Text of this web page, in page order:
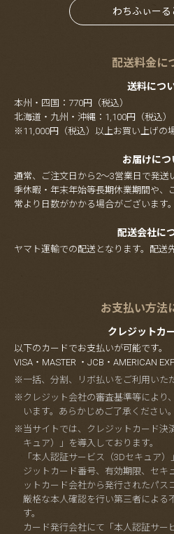
わちふぃーる
配送料金に
送料につ
本州・四国：770円（税込）
北海道・九州・沖縄：1,100円（税込）
※11,000円（税込）以上お買い上げの
お届けにつ
通常、ご注文日から2～3営業日で発送
季休暇・年末年始等長期休業期間や、
常より日数がかかる場合がございます。
配送会社に
ヤマト運輸での配送となります。配送
お支払い方法
クレジットカ
以下のカードでお支払いが可能です。
VISA・MASTER ・JCB・AMERICAN
※一括、分割、リボ払いをご利用いた
※クレジット会社の審査基準等により
います。あらかじめご了承ください。
※当サイトでは、クレジットカード決
キュア）」を導入しております。
「本人認証サービス（3Dセキュア
ジットカード番号、有効期限、セキ
ットカード会社から発行されたパス
厳格な本人確認を行い第三者による
す。
カード発行会社にて「本人認証サー